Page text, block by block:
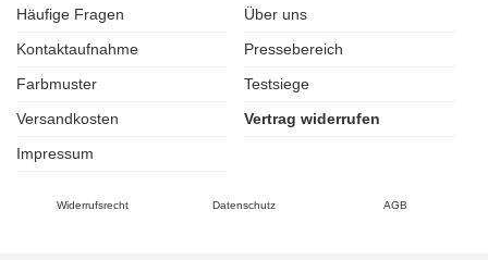
Häufige Fragen
Über uns
Kontaktaufnahme
Pressebereich
Farbmuster
Testsiege
Versandkosten
Vertrag widerrufen
Impressum
Widerrufsrecht Datenschutz AGB